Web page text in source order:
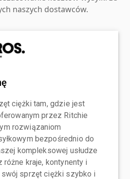
naszych dostawców.
ciężki tam, gdzie jest
przez Ritchie
rozwiązaniom
bezpośrednio do
kompleksowej usłudze
kraje, kontynenty i
sprzęt ciężki szybko i